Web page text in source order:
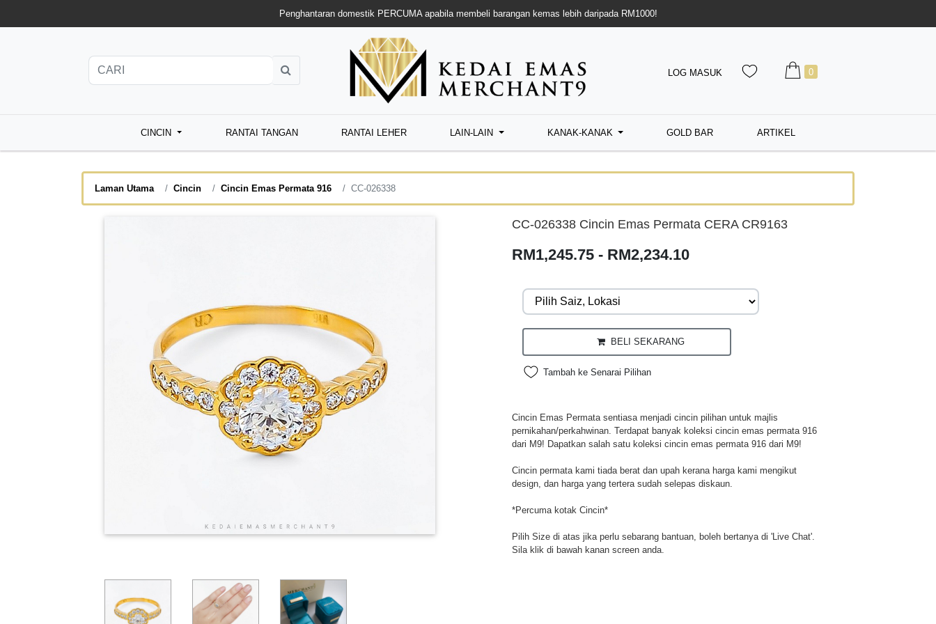
Penghantaran domestik PERCUMA apabila membeli barangan kemas lebih daripada RM1000!
LOG MASUK 0
CINCIN RANTAI TANGAN RANTAI LEHER LAIN-LAIN KANAK-KANAK GOLD BAR ARTIKEL
Laman Utama Cincin Cincin Emas Permata 916 CC-026338
CC-026338 Cincin Emas Permata CERA CR9163
RM1,245.75 - RM2,234.10
BELI SEKARANG
Tambah ke Senarai Pilihan
Cincin Emas Permata sentiasa menjadi cincin pilihan untuk majlis
pernikahan/perkahwinan. Terdapat banyak koleksi cincin emas permata 916
dari M9! Dapatkan salah satu koleksi cincin emas permata 916 dari M9!
Cincin permata kami tiada berat dan upah kerana harga kami mengikut
design, dan harga yang tertera sudah selepas diskaun.
*Percuma kotak Cincin*
Pilih Size di atas jika perlu sebarang bantuan, boleh bertanya di 'Live Chat'.
Sila klik di bawah kanan screen anda.